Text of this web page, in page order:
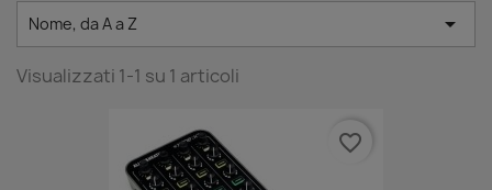
Nome, da A a Z 
Visualizzati 1-1 su 1 articoli
favorite_border